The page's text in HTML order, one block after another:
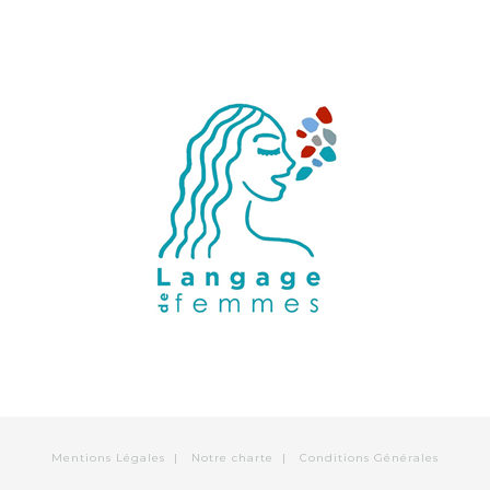
Mentions Légales | Notre charte | Conditions Générales